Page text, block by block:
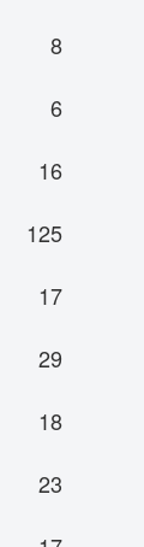
8
6
16
125
17
29
18
23